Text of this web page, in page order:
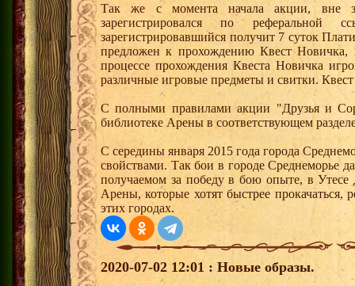
Так же с момента начала акции, вне
зарегистрировался по
зарегистрировавшийся получит 7 суток
предложен к прохождению Квест
процессе прохождения Квеста Новичка
различные игровые предметы и свитки.
С полными правилами акции "Друзья и
библиотеке Арены в соответствующем
С середины января 2015 года города
свойствами. Так бои в городе Среднеморье
получаемом за победу в бою опыте, в
Арены, которые хотят быстрее прокачаться,
этих городах.
2020-07-02 12:01 : Новые образы.